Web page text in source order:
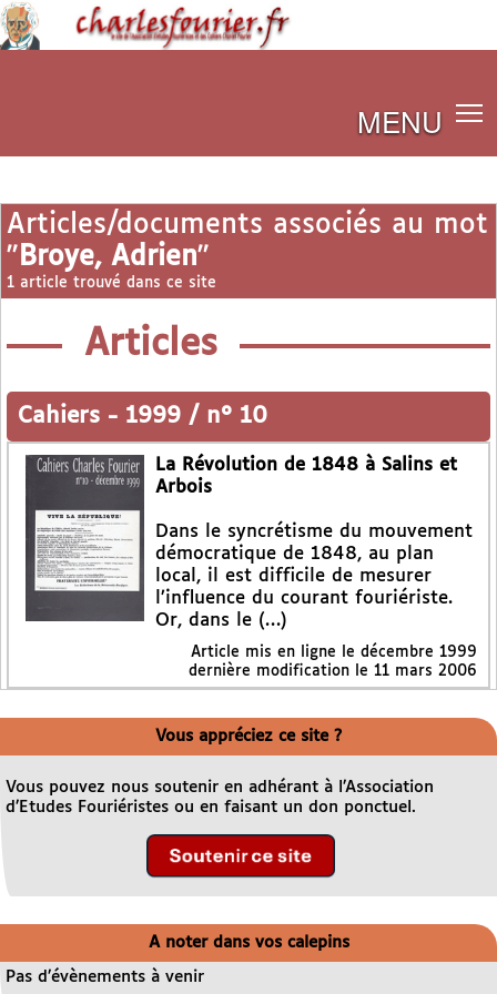
MENU
Articles/documents associés au mot
" Broye, Adrien"
1 article trouvé dans ce site
Articles
Cahiers - 1999 / n° 10
La Révolution de 1848 à Salins et
Arbois
Dans le syncrétisme du mouvement
démocratique de 1848, au plan
local, il est difficile de mesurer
l’influence du courant fouriériste.
Or, dans le (…)
Article mis en ligne le décembre 1999
dernière modification le 11 mars 2006
Vous appréciez ce site ?
Vous pouvez nous soutenir en adhérant à l’Association
d’Etudes Fouriéristes ou en faisant un don ponctuel.
A noter dans vos calepins
Pas d’évènements à venir